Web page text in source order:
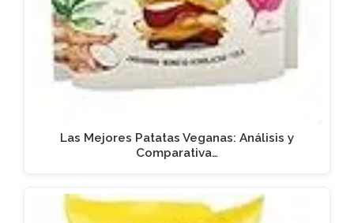
Las Mejores Patatas Veganas: Análisis y
Comparativa…